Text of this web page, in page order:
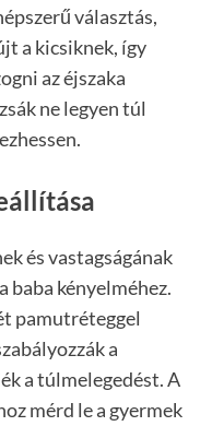
választás,
a kicsiknek, így
az éjszaka
ne legyen túl
és vastagságának
baba kényelméhez.
pamutréteggel
a
a túlmelegedést. A
mérd le a gyermek